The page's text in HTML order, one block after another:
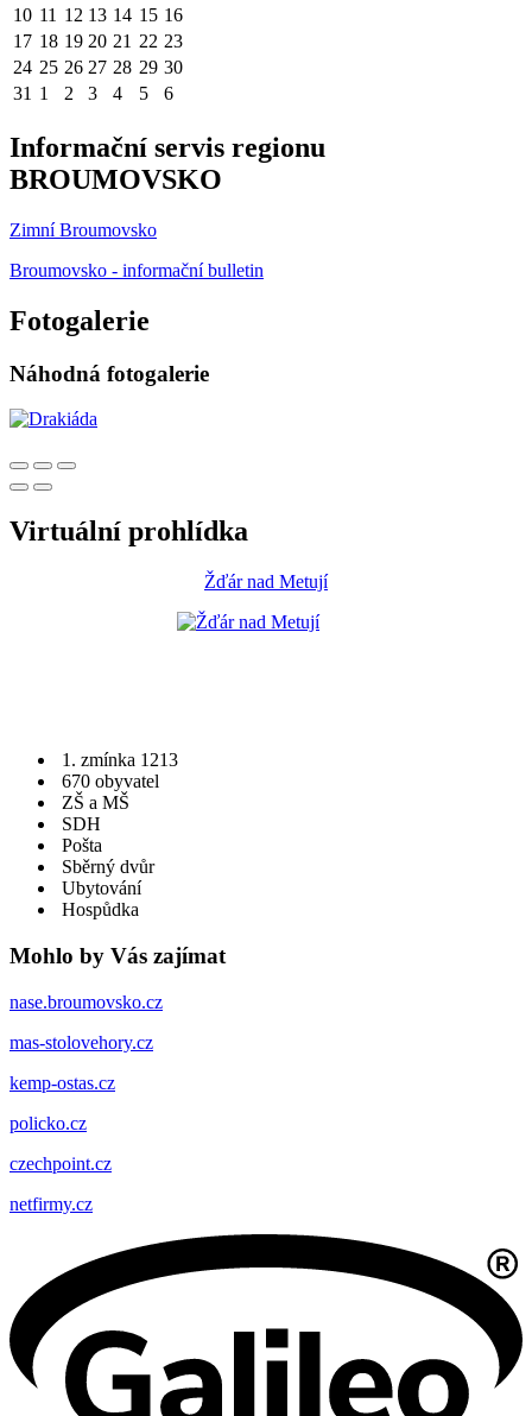
10 11 12 13 14 15 16
17 18 19 20 21 22 23
24 25 26 27 28 29 30
31 1 2 3 4 5 6
Informační servis regionu
BROUMOVSKO
Zimní Broumovsko
Broumovsko - informační bulletin
Fotogalerie
Náhodná fotogalerie
Virtuální prohlídka
Žďár nad Metují
1. zmínka 1213
670 obyvatel
ZŠ a MŠ
SDH
Pošta
Sběrný dvůr
Ubytování
Hospůdka
Mohlo by Vás zajímat
nase.broumovsko.cz
mas-stolovehory.cz
kemp-ostas.cz
policko.cz
czechpoint.cz
netfirmy.cz